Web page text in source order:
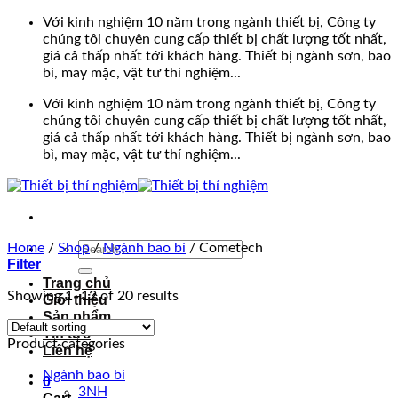
Với kinh nghiệm 10 năm trong ngành thiết bị, Công ty
chúng tôi chuyên cung cấp thiết bị chất lượng tốt nhất,
giá cả thấp nhất tới khách hàng. Thiết bị ngành sơn, bao
bì, may mặc, vật tư thí nghiệm...
Với kinh nghiệm 10 năm trong ngành thiết bị, Công ty
chúng tôi chuyên cung cấp thiết bị chất lượng tốt nhất,
giá cả thấp nhất tới khách hàng. Thiết bị ngành sơn, bao
bì, may mặc, vật tư thí nghiệm...
Search
Trang chủ
Giới thiệu
Sản phẩm
Tin tức
Liên hệ
0
Home / Shop / Ngành bao bì / Cometech
Filter
Showing 1–12 of 20 results
Product categories
Ngành bao bì
3NH